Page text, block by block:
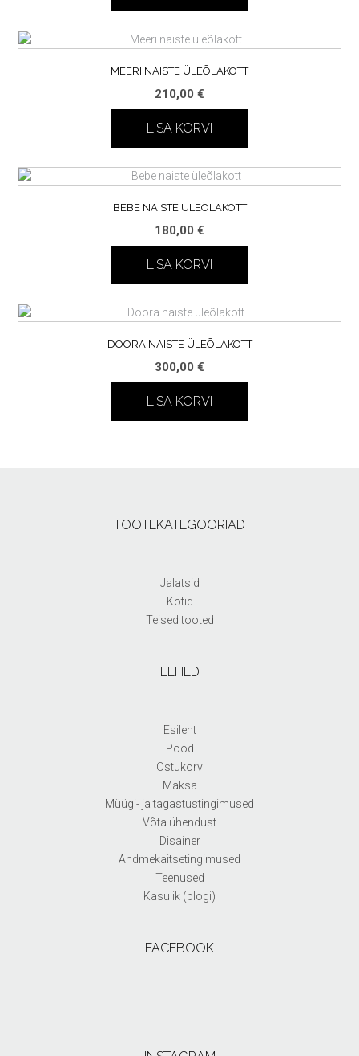
MEERI NAISTE ÜLEÕLAKOTT
210,00 €
LISA KORVI
BEBE NAISTE ÜLEÕLAKOTT
180,00 €
LISA KORVI
DOORA NAISTE ÜLEÕLAKOTT
300,00 €
LISA KORVI
TOOTEKATEGOORIAD
Jalatsid
Kotid
Teised tooted
LEHED
Esileht
Pood
Ostukorv
Maksa
Müügi- ja tagastustingimused
Võta ühendust
Disainer
Andmekaitsetingimused
Teenused
Kasulik (blogi)
FACEBOOK